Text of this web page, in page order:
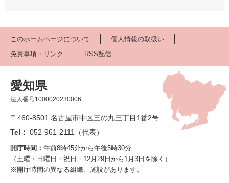
このホームページについて
個人情報の取扱い
免責事項・リンク
RSS配信
愛知県
法人番号1000020230006
〒460-8501 名古屋市中区三の丸三丁目1番2号
Tel： 052-961-2111（代表）
開庁時間： 午前8時45分から午後5時30分
（土曜・日曜日・祝日・12月29日から1月3日を除く）
※開庁時間の異なる組織、施設があります。